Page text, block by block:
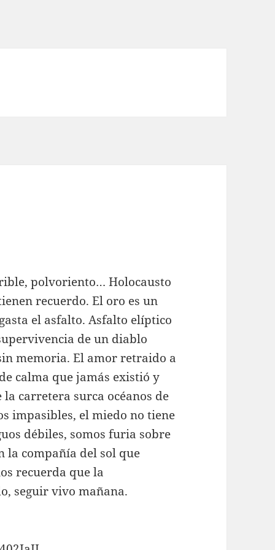
polvoriento… Holocausto
recuerdo. El oro es un
el asfalto. Asfalto elíptico
de un diablo
memoria. El amor retraido a
calma que jamás existió y
carretera surca océanos de
impasibles, el miedo no tiene
débiles, somos furia sobre
la compañía del sol que
recuerda que la
seguir vivo mañana.